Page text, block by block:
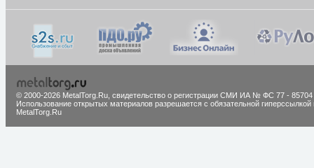
© 2000-2026 MetalTorg.Ru, cвидетельство о регистрации СМИ ИА № ФС 77 - 85704
Использование открытых материалов разрешается с обязательной гиперссылкой
MetalTorg.Ru